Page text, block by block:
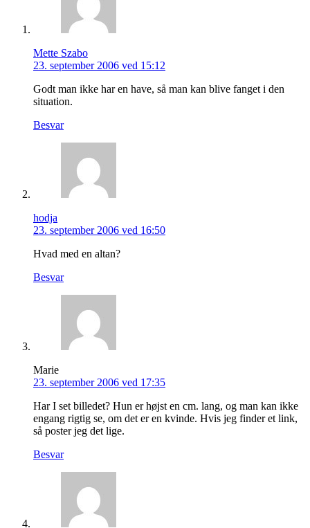
Mette Szabo
23. september 2006 ved 15:12
Godt man ikke har en have, så man kan blive fanget i den
situation.
Besvar
hodja
23. september 2006 ved 16:50
Hvad med en altan?
Besvar
Marie
23. september 2006 ved 17:35
Har I set billedet? Hun er højst en cm. lang, og man kan ikke
engang rigtig se, om det er en kvinde. Hvis jeg finder et link,
så poster jeg det lige.
Besvar